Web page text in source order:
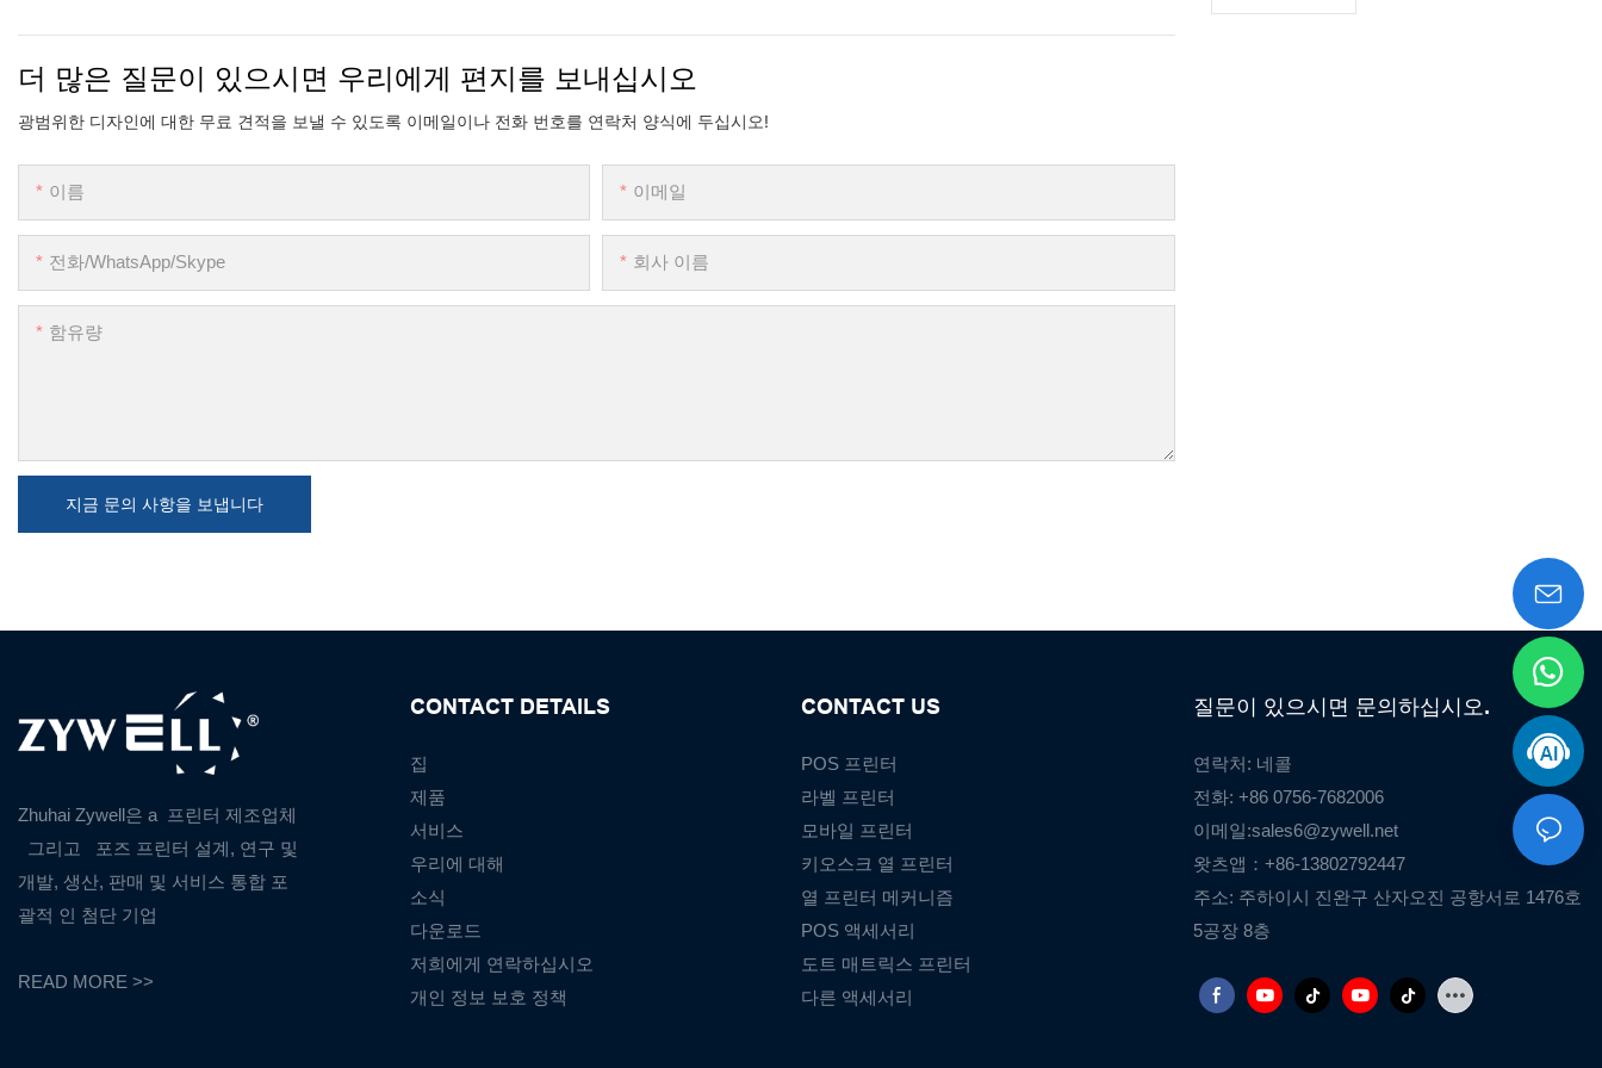
더 많은 질문이 있으시면 우리에게 편지를 보내십시오
광범위한 디자인에 대한 무료 견적을 보낼 수 있도록 이메일이나 전화 번호를 연락처 양식에 두십시오!
이름 이메일
전화/WhatsApp/Skype 회사 이름
함유량
지금 문의 사항을 보냅니다
Zhuhai Zywell은 a 프린터 제조업체
그리고
포즈 프린터 설계, 연구 및
개발, 생산, 판매 및 서비스 통합 포
괄적 인 첨단 기업
READ MORE >>
CONTACT DETAILS
집
제품
서비스
우리에 대해
소식
다운로드
저희에게 연락하십시오
개인 정보 보호 정책
CONTACT US
POS 프린터
라벨 프린터
모바일 프린터
키오스크 열 프린터
열 프린터 메커니즘
POS 액세서리
도트 매트릭스 프린터
다른 액세서리
질문이 있으시면 문의하십시오.
연락처: 네콜
전화: +86 0756-7682006
이메일:sales6@zywell.net
왓츠앱：+86-13802792447
주소: 주하이시 진완구 산자오진 공항서로 1476호
5공장 8층